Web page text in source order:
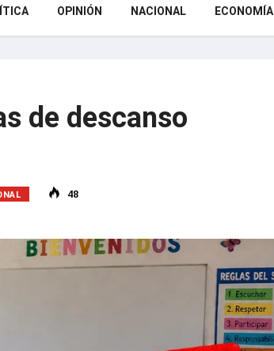
OPINIÓN NACIONAL ECONOMÍA
de descanso
48